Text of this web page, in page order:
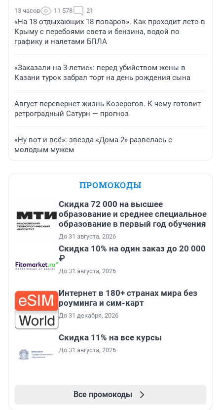
13 часов 11 578 21
«На 18 отдыхающих 18 поваров». Как проходит лето в
Крыму с перебоями света и бензина, водой по
графику и налетами БПЛА
«Заказали на 3-летие»: перед убийством жены в
Казани турок забрал торт на день рождения сына
Август перевернет жизнь Козерогов. К чему готовит
ретроградный Сатурн — прогноз
«Ну вот и всё»: звезда «Дома-2» развелась с
молодым мужем
ПРОМОКОДЫ
Скидка 72 000 на высшее
образование и среднее специальное
образование в первый год обучения
До 31 августа, 2026
Скидка 10% на один заказ до 20 000
₽
До 31 августа, 2026
Интернет в 180+ странах мира без
роуминга и сим-карт
До 31 декабря, 2026
Скидка 11% на все курсы
До 31 августа, 2026
Все промокоды